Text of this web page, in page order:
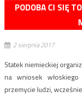
PODOBA CI SIĘ
2 sierpnia 2017
Statek niemieckiej
na wniosek
przemycie ludzi,